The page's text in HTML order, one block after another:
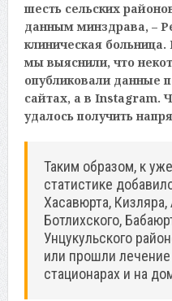
шесть сельских
данным минздрава, –
клиническая
мы выяснили, что
опубликовали данные
сайтах, а в Instagram.
удалось получить
Таким образом, к
статистике
Хасавюрта,
Ботлихского,
Унцукульского
или прошли
стационарах и на